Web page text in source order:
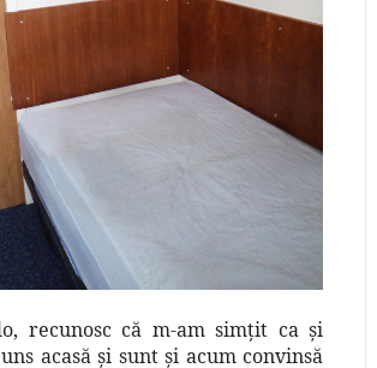
recunosc că m-am simţit ca şi
acasă şi sunt şi acum convinsă